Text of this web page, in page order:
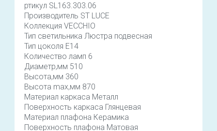
ртикул SL163.303.06
Производитель ST LUCE
Коллекция VECCHIO
Тип светильника Люстра подвесная
Тип цоколя E14
Количество ламп 6
Диаметр,мм 510
Высота,мм 360
Высота max,мм 870
Материал каркаса Металл
Поверхность каркаса Глянцевая
Материал плафона Керамика
Поверхность плафона Матовая